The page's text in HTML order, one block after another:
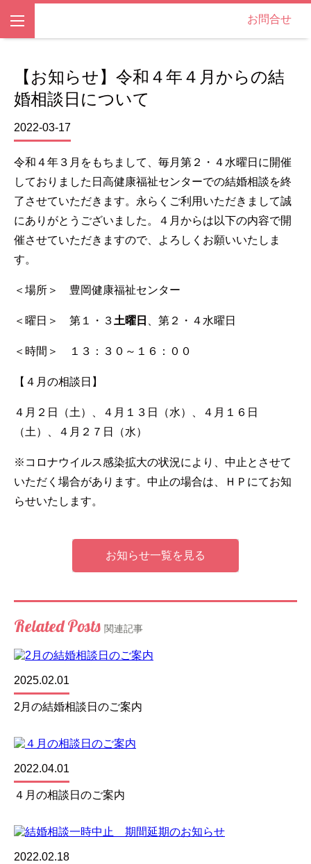
お問合せ
【お知らせ】令和４年４月からの結
婚相談日について
2022-03-17
令和４年３月をもちまして、毎月第２・４水曜日に開催
しておりました日高健康福祉センターでの結婚相談を終
了させていただきます。永らくご利用いただきまして誠
にありがとうございました。４月からは以下の内容で開
催させていただきますので、よろしくお願いいたしま
す。
＜場所＞ 豊岡健康福祉センター
＜曜日＞ 第１・３ 土曜日 、第２・４水曜日
＜時間＞ １３：３０～１６：００
【４月の相談日】
４月２日（土）、４月１３日（水）、４月１６日
（土）、４月２７日（水）
※コロナウイルス感染拡大の状況により、中止とさせて
いただく場合があります。中止の場合は、ＨＰにてお知
らせいたします。
お知らせ一覧を見る
Related Posts 関連記事
2025.02.01
2月の結婚相談日のご案内
2022.04.01
４月の相談日のご案内
2022.02.18